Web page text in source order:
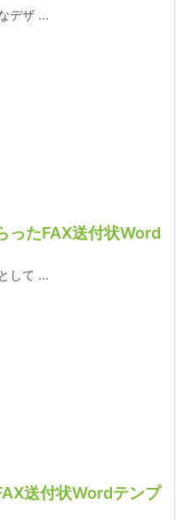
デザ ...
ったFAX送付状Word
して ...
送付状Wordテンプ